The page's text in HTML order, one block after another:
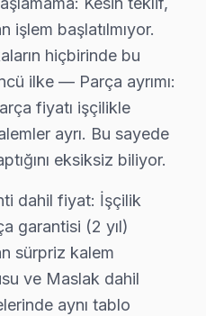
sahip konutlarla
bireyleri barındıran
alanı sunan bir
Servisi
ailelerin yaşadığı bir
işlem başlatılmıyor.
hiçbirinde bu
ilke — Parça ayrımı:
fiyatı işçilikle
ayrı. Bu sayede
eksiksiz biliyor.
dahil fiyat: İşçilik
garantisi (2 yıl)
sürpriz kalem
ve Maslak dahil
aynı tablo